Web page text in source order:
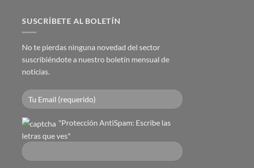
SUSCRÍBETE AL BOLETÍN
No te pierdas ninguna novedad del sector
suscribiéndote a nuestro boletín mensual de
noticias.
"Protección AntiSpam: Escribe las
letras que ves"